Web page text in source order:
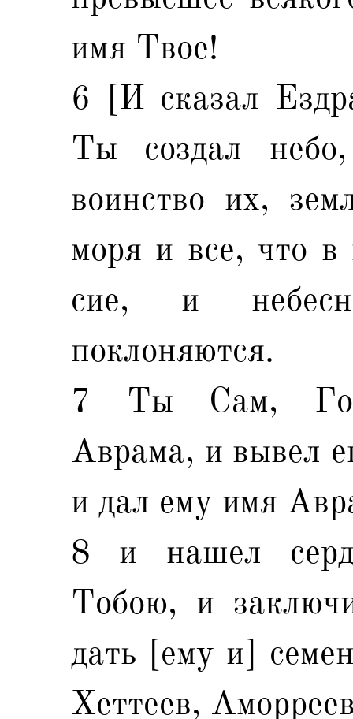
имя Твое!
6 [И сказал
Ты создал
воинство их,
моря и все, что
сие, и
поклоняются.
7 Ты Сам,
Аврама, и вывел
и дал ему имя
8 и нашел
Тобою, и
дать [ему и]
Хеттеев,